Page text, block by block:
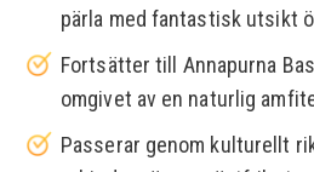
pärla med fantastisk utsikt
Fortsätter till Annapurna
omgivet av en naturlig
Passerar genom kulturellt